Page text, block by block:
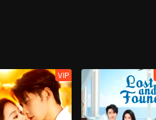
người theo đuổi, hay là một người
có muôn vàn hương vị, hợp khẩu vị
với mình mà thôi.
VIP